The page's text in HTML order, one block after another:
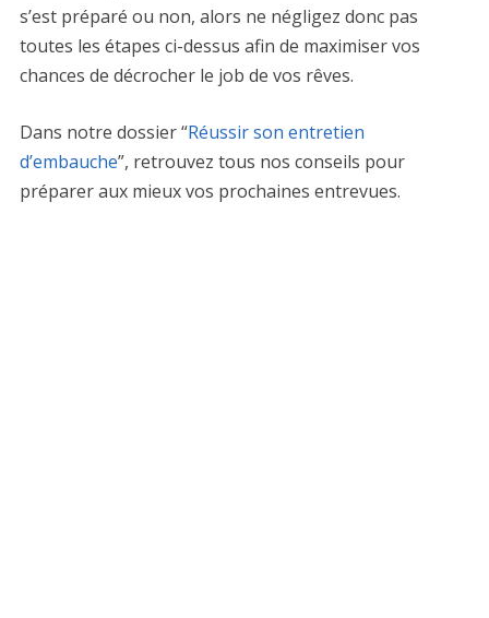
s’est préparé ou non, alors ne négligez donc pas
toutes les étapes ci-dessus afin de maximiser vos
chances de décrocher le job de vos rêves.
Dans notre dossier “Réussir son entretien
d’embauche”, retrouvez tous nos conseils pour
préparer aux mieux vos prochaines entrevues.